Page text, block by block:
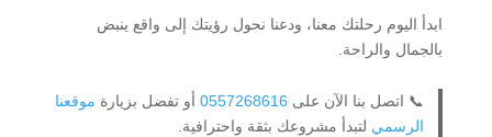
ابدأ اليوم رحلتك معنا، ودعنا نحول رؤيتك إلى واقع ينبض
بالجمال والراحة.
📞 اتصل بنا الآن على 0557268616 أو تفضل بزيارة موقعنا
الرسمي لتبدأ مشروعك بثقة واحترافية.